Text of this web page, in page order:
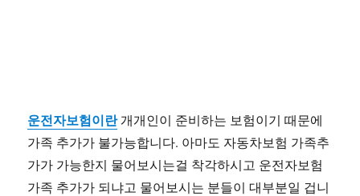
운전자보험이란개개인이 준비하는 보험이기 때문에
가족 추가가 불가능합니다. 아마도 자동차보험 가족추
가가 가능한지 물어보시는걸 착각하시고 운전자보험
가족 추가가 되냐고 물어보시는 분들이 대부분일 겁니